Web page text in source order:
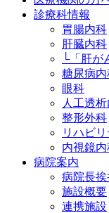
診療科情報
胃腸内科
肝臓内科
└「肝が
糖尿病内
眼科
人工透
整形外科
リハビ
内視鏡内
病院案内
病院長挨
施設概要
連携施設